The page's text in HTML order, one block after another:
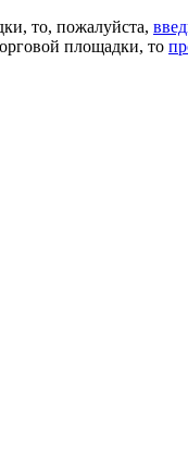
то, пожалуйста,
площадки, то